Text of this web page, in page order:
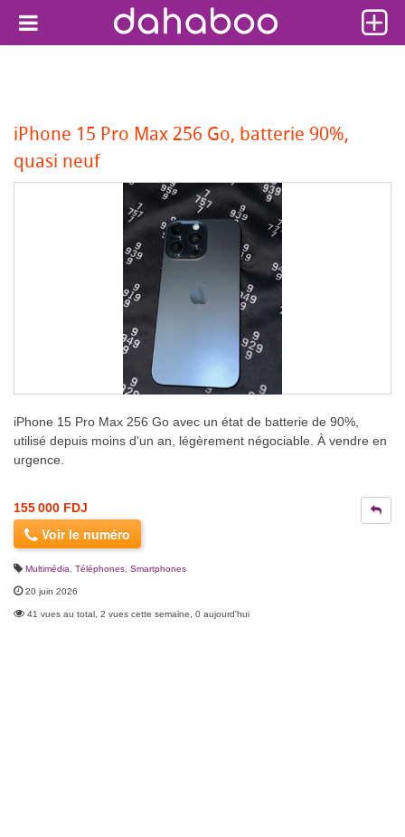
iPhone 15 Pro Max 256 Go, batterie 90%,
quasi neuf
iPhone 15 Pro Max 256 Go avec un état de batterie de 90%,
utilisé depuis moins d'un an, légèrement négociable. À vendre en
urgence.
155 000 FDJ
Voir le numéro
Multimédia Téléphones, Smartphones
20 juin 2026
41 vues au total, 2 vues cette semaine, 0 aujourd'hui